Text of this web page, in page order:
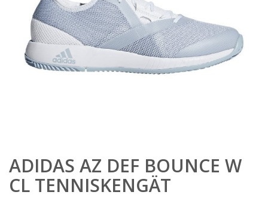
ADIDAS AZ DEF BOUNCE W
CL TENNISKENGÄT